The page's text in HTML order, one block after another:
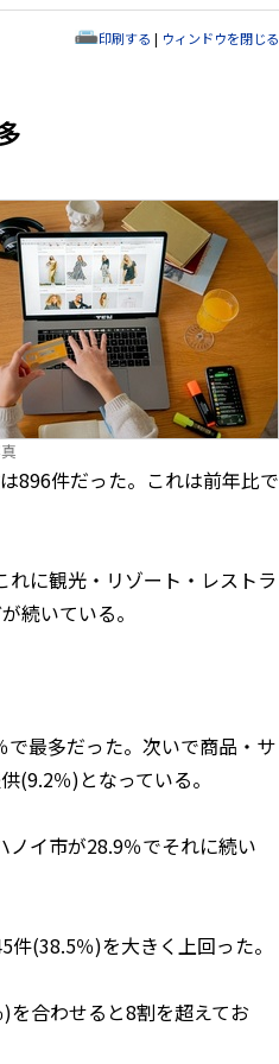
印刷する | ウィンドウを閉じる
896件だった。これは前年比で
に観光・リゾート・レストラ
続いている。
最多だった。次いで商品・サ
(9.2％)となっている。
イ市が28.9％でそれに続い
(38.5％)を大きく上回った。
合わせると8割を超えてお